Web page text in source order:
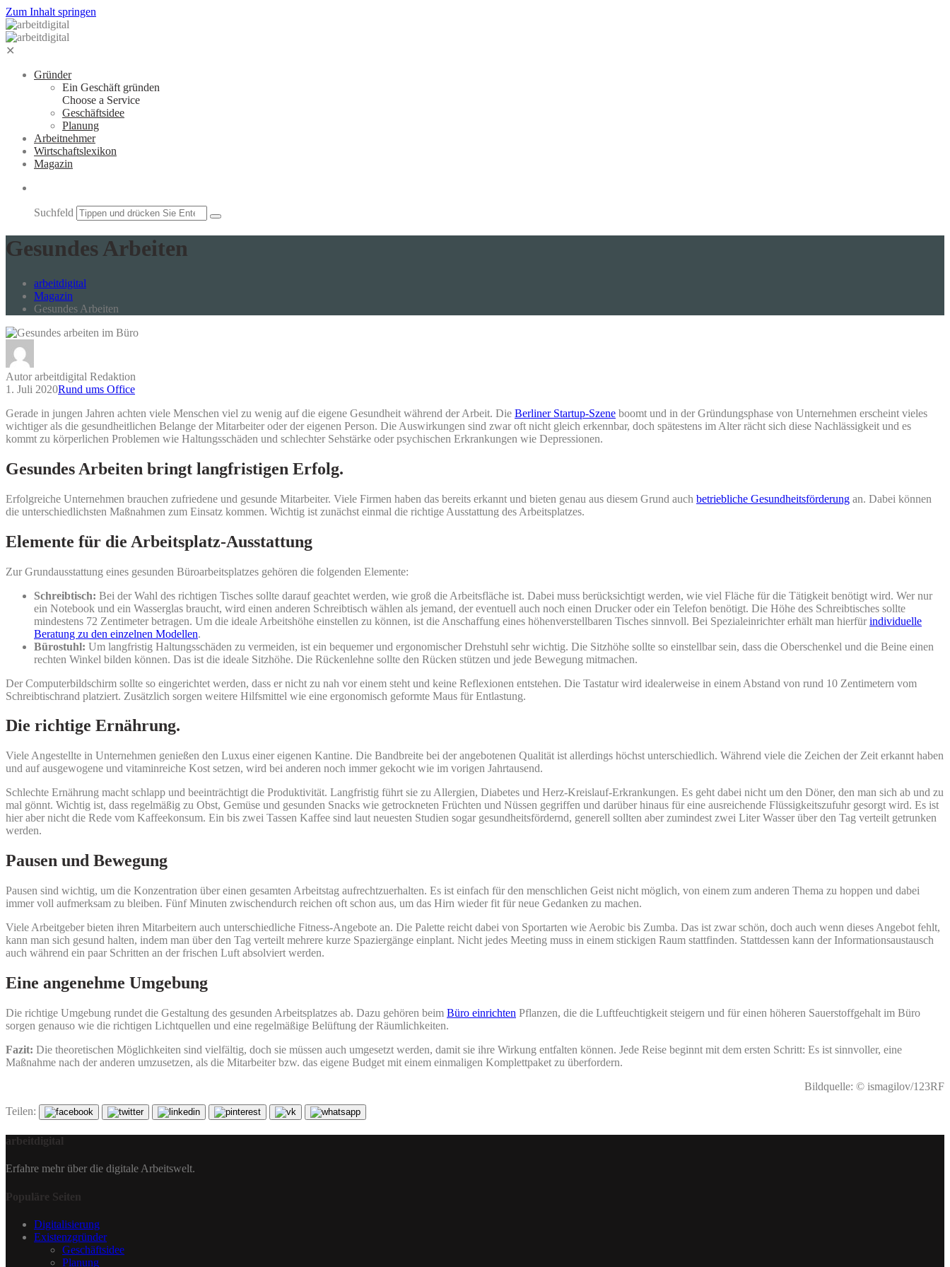
Zum Inhalt springen
✕
Gründer
Ein Geschäft gründen
Choose a Service
Geschäftsidee
Planung
Arbeitnehmer
Wirtschaftslexikon
Magazin
Suchfeld
Gesundes Arbeiten
arbeitdigital
Magazin
Gesundes Arbeiten
Autor arbeitdigital Redaktion
1. Juli 2020Rund ums Office
Gerade in jungen Jahren achten viele Menschen viel zu wenig auf die eigene Gesundheit während der Arbeit. Die Berliner Startup-Szene boomt und in der Gründungsphase von Unternehmen erscheint vieles
wichtiger als die gesundheitlichen Belange der Mitarbeiter oder der eigenen Person. Die Auswirkungen sind zwar oft nicht gleich erkennbar, doch spätestens im Alter rächt sich diese Nachlässigkeit und es
kommt zu körperlichen Problemen wie Haltungsschäden und schlechter Sehstärke oder psychischen Erkrankungen wie Depressionen.
Gesundes Arbeiten bringt langfristigen Erfolg.
Erfolgreiche Unternehmen brauchen zufriedene und gesunde Mitarbeiter. Viele Firmen haben das bereits erkannt und bieten genau aus diesem Grund auch betriebliche Gesundheitsförderung an. Dabei können
die unterschiedlichsten Maßnahmen zum Einsatz kommen. Wichtig ist zunächst einmal die richtige Ausstattung des Arbeitsplatzes.
Elemente für die Arbeitsplatz-Ausstattung
Zur Grundausstattung eines gesunden Büroarbeitsplatzes gehören die folgenden Elemente:
Schreibtisch: Bei der Wahl des richtigen Tisches sollte darauf geachtet werden, wie groß die Arbeitsfläche ist. Dabei muss berücksichtigt werden, wie viel Fläche für die Tätigkeit benötigt wird. Wer nur
ein Notebook und ein Wasserglas braucht, wird einen anderen Schreibtisch wählen als jemand, der eventuell auch noch einen Drucker oder ein Telefon benötigt. Die Höhe des Schreibtisches sollte
mindestens 72 Zentimeter betragen. Um die ideale Arbeitshöhe einstellen zu können, ist die Anschaffung eines höhenverstellbaren Tisches sinnvoll. Bei Spezialeinrichter erhält man hierfürindividuelle
Beratung zu den einzelnen Modellen.
Bürostuhl: Um langfristig Haltungsschäden zu vermeiden, ist ein bequemer und ergonomischer Drehstuhl sehr wichtig. Die Sitzhöhe sollte so einstellbar sein, dass die Oberschenkel und die Beine einen
rechten Winkel bilden können. Das ist die ideale Sitzhöhe. Die Rückenlehne sollte den Rücken stützen und jede Bewegung mitmachen.
Der Computerbildschirm sollte so eingerichtet werden, dass er nicht zu nah vor einem steht und keine Reflexionen entstehen. Die Tastatur wird idealerweise in einem Abstand von rund 10 Zentimetern vom
Schreibtischrand platziert. Zusätzlich sorgen weitere Hilfsmittel wie eine ergonomisch geformte Maus für Entlastung.
Die richtige Ernährung.
Viele Angestellte in Unternehmen genießen den Luxus einer eigenen Kantine. Die Bandbreite bei der angebotenen Qualität ist allerdings höchst unterschiedlich. Während viele die Zeichen der Zeit erkannt haben
und auf ausgewogene und vitaminreiche Kost setzen, wird bei anderen noch immer gekocht wie im vorigen Jahrtausend.
Schlechte Ernährung macht schlapp und beeinträchtigt die Produktivität. Langfristig führt sie zu Allergien, Diabetes und Herz-Kreislauf-Erkrankungen. Es geht dabei nicht um den Döner, den man sich ab und zu
mal gönnt. Wichtig ist, dass regelmäßig zu Obst, Gemüse und gesunden Snacks wie getrockneten Früchten und Nüssen gegriffen und darüber hinaus für eine ausreichende Flüssigkeitszufuhr gesorgt wird. Es ist
hier aber nicht die Rede vom Kaffeekonsum. Ein bis zwei Tassen Kaffee sind laut neuesten Studien sogar gesundheitsfördernd, generell sollten aber zumindest zwei Liter Wasser über den Tag verteilt getrunken
werden.
Pausen und Bewegung
Pausen sind wichtig, um die Konzentration über einen gesamten Arbeitstag aufrechtzuerhalten. Es ist einfach für den menschlichen Geist nicht möglich, von einem zum anderen Thema zu hoppen und dabei
immer voll aufmerksam zu bleiben. Fünf Minuten zwischendurch reichen oft schon aus, um das Hirn wieder fit für neue Gedanken zu machen.
Viele Arbeitgeber bieten ihren Mitarbeitern auch unterschiedliche Fitness-Angebote an. Die Palette reicht dabei von Sportarten wie Aerobic bis Zumba. Das ist zwar schön, doch auch wenn dieses Angebot fehlt,
kann man sich gesund halten, indem man über den Tag verteilt mehrere kurze Spaziergänge einplant. Nicht jedes Meeting muss in einem stickigen Raum stattfinden. Stattdessen kann der Informationsaustausch
auch während ein paar Schritten an der frischen Luft absolviert werden.
Eine angenehme Umgebung
Die richtige Umgebung rundet die Gestaltung des gesunden Arbeitsplatzes ab. Dazu gehören beim Büro einrichten Pflanzen, die die Luftfeuchtigkeit steigern und für einen höheren Sauerstoffgehalt im Büro
sorgen genauso wie die richtigen Lichtquellen und eine regelmäßige Belüftung der Räumlichkeiten.
Fazit: Die theoretischen Möglichkeiten sind vielfältig, doch sie müssen auch umgesetzt werden, damit sie ihre Wirkung entfalten können. Jede Reise beginnt mit dem ersten Schritt: Es ist sinnvoller, eine
Maßnahme nach der anderen umzusetzen, als die Mitarbeiter bzw. das eigene Budget mit einem einmaligen Komplettpaket zu überfordern.
Bildquelle: © ismagilov/123RF
Teilen:
arbeitdigital
Erfahre mehr über die digitale Arbeitswelt.
Populäre Seiten
Digitalisierung
Existenzgründer
Geschäftsidee
Planung